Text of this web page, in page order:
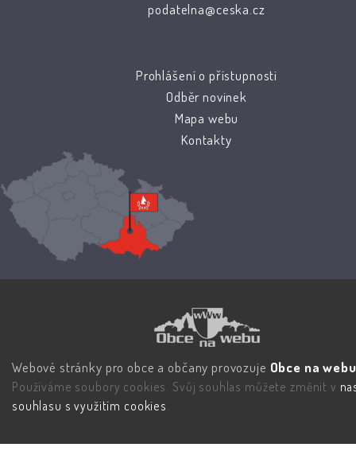
podatelna@ceska.cz
Prohlášení o přístupnosti
Odběr novinek
Mapa webu
Kontakty
Webové stránky pro obce a občany provozuje Obce na
Používáme soubory cookies. Svůj souhlas můžete změnit v
souhlasu s využitím cookies.